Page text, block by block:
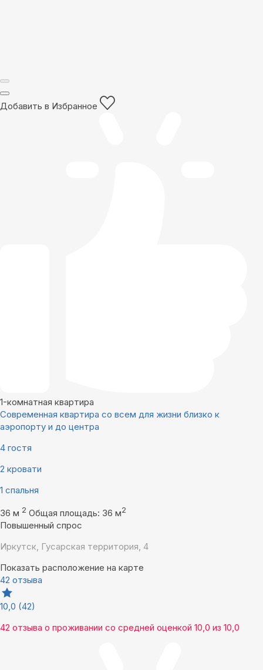
Добавить в Избранное
1-комнатная квартира
Современная квартира со всем для жизни близко к
аэропорту и до центра
4 гостя
2 кровати
1 спальня
36 м 2 Общая площадь: 36 м2
Повышенный спрос
Иркутск, Гусарская территория, 4
Показать расположение на карте
42 отзыва
10,0 (42)
42 отзыва о проживании со средней оценкой 10,0 из 10,0